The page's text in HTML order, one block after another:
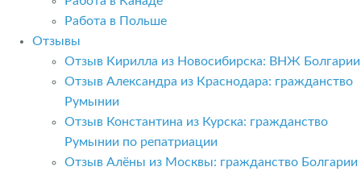
Работа в Польше
Отзывы
Отзыв Кирилла из Новосибирска: ВНЖ Болгарии
Отзыв Александра из Краснодара: гражданство
Румынии
Отзыв Константина из Курска: гражданство
Румынии по репатриации
Отзыв Алёны из Москвы: гражданство Болгарии